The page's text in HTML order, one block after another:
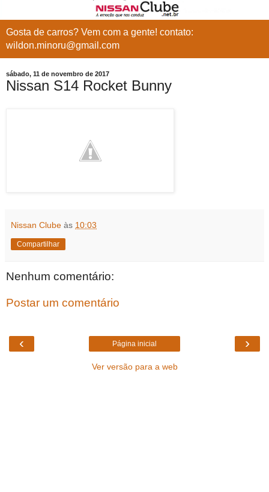
Gosta de carros? Vem com a gente! contato:
wildon.minoru@gmail.com
sábado, 11 de novembro de 2017
Nissan S14 Rocket Bunny
Nissan Clube às 10:03
Compartilhar
Nenhum comentário:
Postar um comentário
‹ ›
Página inicial
Ver versão para a web